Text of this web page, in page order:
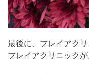
最後に、フレイアク
フレイアクリニック